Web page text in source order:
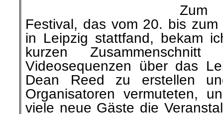
Zum
Festival, das vom 20. bis
in Leipzig stattfand, bekam
kurzen
Videosequenzen über das
Dean Reed zu erstellen
Organisatoren vermuteten,
viele neue Gäste die